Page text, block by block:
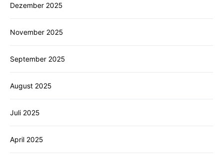
Dezember 2025
November 2025
September 2025
August 2025
Juli 2025
April 2025